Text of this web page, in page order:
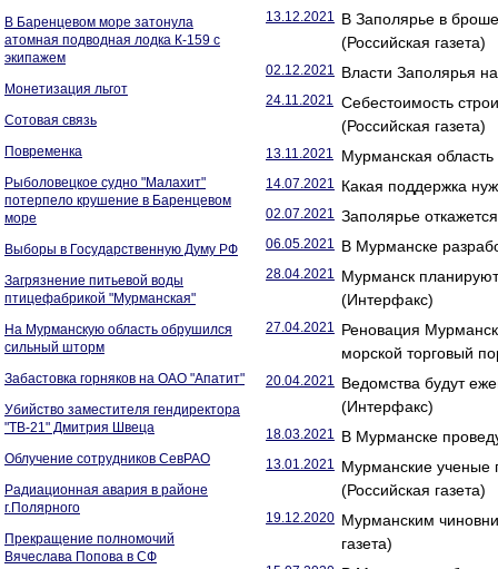
В Баренцевом море затонула
атомная подводная лодка К-159 с
экипажем
Монетизация льгот
Сотовая связь
Повременка
Рыболовецкое судно "Малахит"
потерпело крушение в Баренцевом
море
Выборы в Государственную Думу РФ
Загрязнение питьевой воды
птицефабрикой "Мурманская"
На Мурманскую область обрушился
сильный шторм
Забастовка горняков на ОАО "Апатит"
Убийство заместителя гендиректора
"ТВ-21" Дмитрия Швеца
Облучение сотрудников СевРАО
Радиационная авария в районе
г.Полярного
Прекращение полномочий
Вячеслава Попова в СФ
13.12.2021 В Заполярье в
(Российская газета)
02.12.2021 Власти Заполярья
24.11.2021 Себестоимость
(Российская газета)
13.11.2021 Мурманская
14.07.2021 Какая поддержка
02.07.2021 Заполярье
06.05.2021 В Мурманске
28.04.2021 Мурманск
(Интерфакс)
27.04.2021 Реновация
морской торговый
20.04.2021 Ведомства будут
(Интерфакс)
18.03.2021 В Мурманске
13.01.2021 Мурманские ученые
(Российская газета)
19.12.2020 Мурманским
газета)